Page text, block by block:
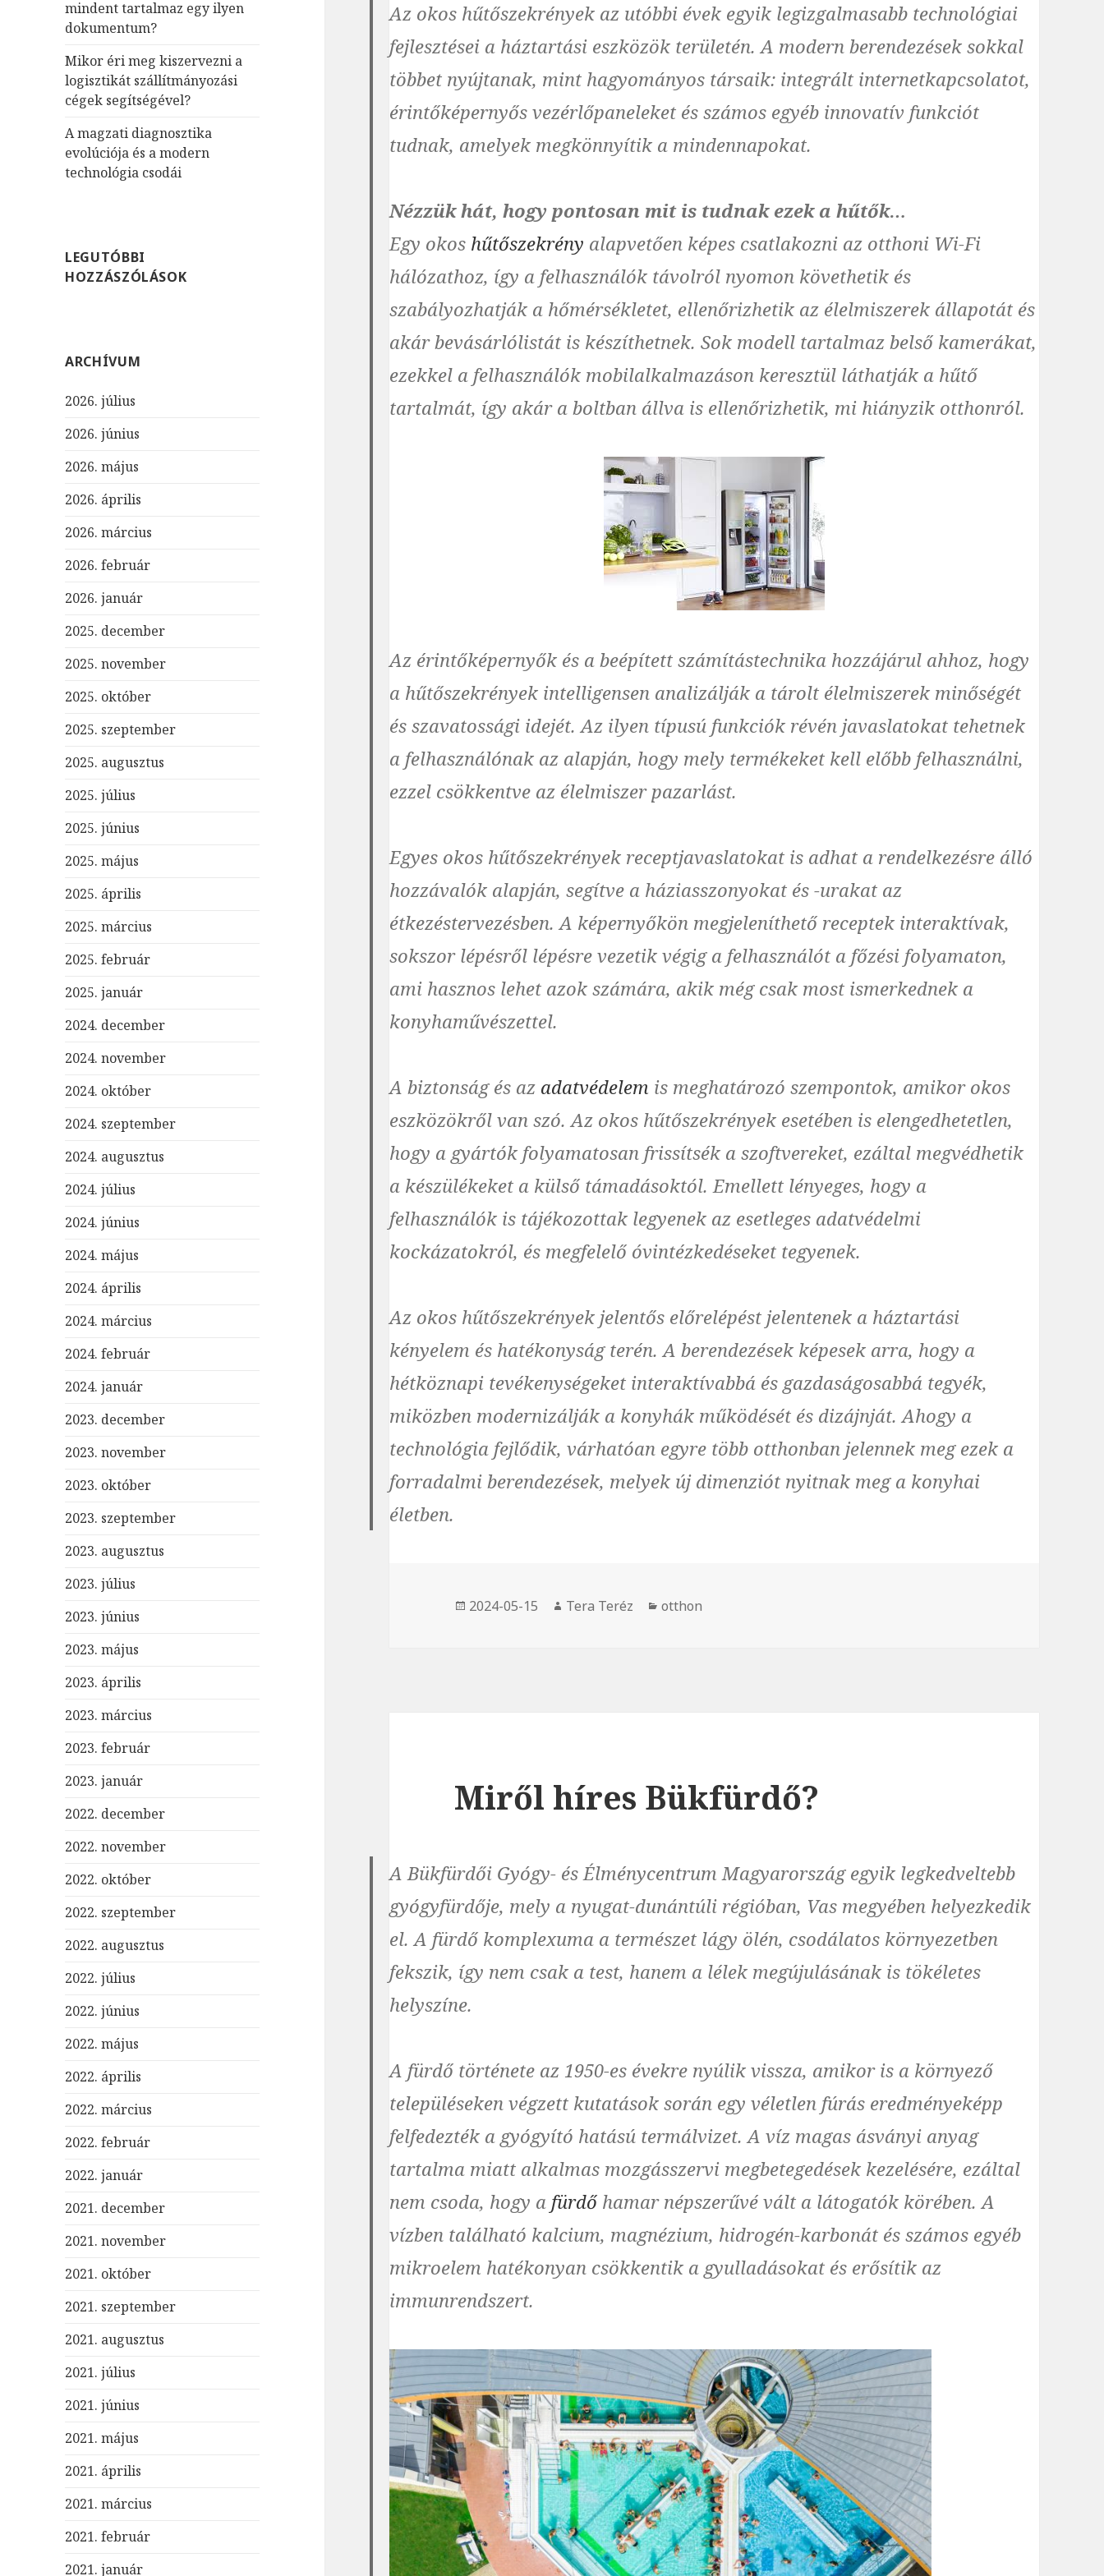
mindent tartalmaz egy ilyen
dokumentum?
Mikor éri meg kiszervezni a
logisztikát szállítmányozási
cégek segítségével?
A magzati diagnosztika
evolúciója és a modern
technológia csodái
LEGUTÓBBI
HOZZÁSZÓLÁSOK
ARCHÍVUM
2026. július
2026. június
2026. május
2026. április
2026. március
2026. február
2026. január
2025. december
2025. november
2025. október
2025. szeptember
2025. augusztus
2025. július
2025. június
2025. május
2025. április
2025. március
2025. február
2025. január
2024. december
2024. november
2024. október
2024. szeptember
2024. augusztus
2024. július
2024. június
2024. május
2024. április
2024. március
2024. február
2024. január
2023. december
2023. november
2023. október
2023. szeptember
2023. augusztus
2023. július
2023. június
2023. május
2023. április
2023. március
2023. február
2023. január
2022. december
2022. november
2022. október
2022. szeptember
2022. augusztus
2022. július
2022. június
2022. május
2022. április
2022. március
2022. február
2022. január
2021. december
2021. november
2021. október
2021. szeptember
2021. augusztus
2021. július
2021. június
2021. május
2021. április
2021. március
2021. február
2021. január
Az okos hűtőszekrények az utóbbi évek egyik legizgalmasabb technológiai
fejlesztései a háztartási eszközök területén. A modern berendezések sokkal
többet nyújtanak, mint hagyományos társaik: integrált internetkapcsolatot,
érintőképernyős vezérlőpaneleket és számos egyéb innovatív funkciót
tudnak, amelyek megkönnyítik a mindennapokat.
Nézzük hát, hogy pontosan mit is tudnak ezek a hűtők…
Egy okos hűtőszekrény alapvetően képes csatlakozni az otthoni Wi-Fi
hálózathoz, így a felhasználók távolról nyomon követhetik és
szabályozhatják a hőmérsékletet, ellenőrizhetik az élelmiszerek állapotát és
akár bevásárlólistát is készíthetnek. Sok modell tartalmaz belső kamerákat,
ezekkel a felhasználók mobilalkalmazáson keresztül láthatják a hűtő
tartalmát, így akár a boltban állva is ellenőrizhetik, mi hiányzik otthonról.
Az érintőképernyők és a beépített számítástechnika hozzájárul ahhoz, hogy
a hűtőszekrények intelligensen analizálják a tárolt élelmiszerek minőségét
és szavatossági idejét. Az ilyen típusú funkciók révén javaslatokat tehetnek
a felhasználónak az alapján, hogy mely termékeket kell előbb felhasználni,
ezzel csökkentve az élelmiszer pazarlást.
Egyes okos hűtőszekrények receptjavaslatokat is adhat a rendelkezésre álló
hozzávalók alapján, segítve a háziasszonyokat és -urakat az
étkezéstervezésben. A képernyőkön megjeleníthető receptek interaktívak,
sokszor lépésről lépésre vezetik végig a felhasználót a főzési folyamaton,
ami hasznos lehet azok számára, akik még csak most ismerkednek a
konyhaművészettel.
A biztonság és az adatvédelem is meghatározó szempontok, amikor okos
eszközökről van szó. Az okos hűtőszekrények esetében is elengedhetetlen,
hogy a gyártók folyamatosan frissítsék a szoftvereket, ezáltal megvédhetik
a készülékeket a külső támadásoktól. Emellett lényeges, hogy a
felhasználók is tájékozottak legyenek az esetleges adatvédelmi
kockázatokról, és megfelelő óvintézkedéseket tegyenek.
Az okos hűtőszekrények jelentős előrelépést jelentenek a háztartási
kényelem és hatékonyság terén. A berendezések képesek arra, hogy a
hétköznapi tevékenységeket interaktívabbá és gazdaságosabbá tegyék,
miközben modernizálják a konyhák működését és dizájnját. Ahogy a
technológia fejlődik, várhatóan egyre több otthonban jelennek meg ezek a
forradalmi berendezések, melyek új dimenziót nyitnak meg a konyhai
életben.
Közzétéve
2024-05-15 Szerző
Tera Teréz Kategória
otthon
Miről híres Bükfürdő?
A Bükfürdői Gyógy- és Élménycentrum Magyarország egyik legkedveltebb
gyógyfürdője, mely a nyugat-dunántúli régióban, Vas megyében helyezkedik
el. A fürdő komplexuma a természet lágy ölén, csodálatos környezetben
fekszik, így nem csak a test, hanem a lélek megújulásának is tökéletes
helyszíne.
A fürdő története az 1950-es évekre nyúlik vissza, amikor is a környező
településeken végzett kutatások során egy véletlen fúrás eredményeképp
felfedezték a gyógyító hatású termálvizet. A víz magas ásványi anyag
tartalma miatt alkalmas mozgásszervi megbetegedések kezelésére, ezáltal
nem csoda, hogy a fürdő hamar népszerűvé vált a látogatók körében. A
vízben található kalcium, magnézium, hidrogén-karbonát és számos egyéb
mikroelem hatékonyan csökkentik a gyulladásokat és erősítik az
immunrendszert.